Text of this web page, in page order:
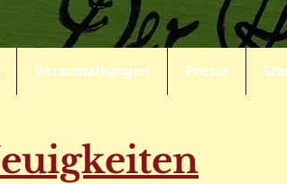
Veranstaltungen Presse